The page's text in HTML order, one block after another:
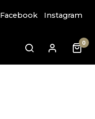
Facebook Instagram
0